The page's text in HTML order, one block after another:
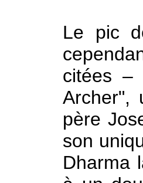
Le pic
citées –
Archer",
père
son
Dharma